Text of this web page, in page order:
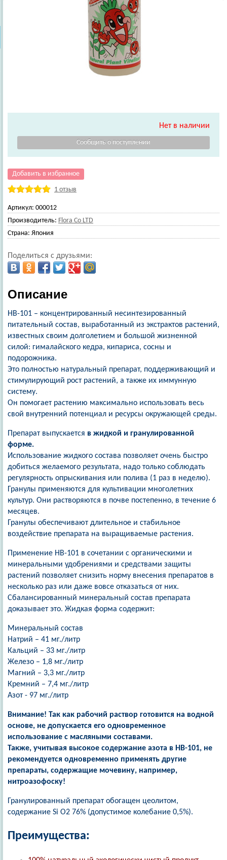
Нет в наличии
Добавить в избранное
1 отзыв
Артикул: 000012
Производитель: Flora Co LTD
Страна: Япония
Поделиться с друзьями:
Описание
НВ-101 – концентрированный несинтезированный
питательный состав, выработанный из экстрактов растений,
известных своим долголетием и большой жизненной
силой: гималайского кедра, кипариса, сосны и
подорожника.
Это полностью натуральный препарат, поддерживающий и
стимулирующий рост растений, а также их иммунную
систему.
Он помогает растению максимально использовать весь
свой внутренний потенциал и ресурсы окружающей среды.
Препарат выпускается в жидкой и гранулированной
форме.
Использование жидкого состава позволяет очень быстро
добиться желаемого результата, надо только соблюдать
регулярность опрыскивания или полива (1 раз в неделю).
Гранулы применяются для культивации многолетних
культур. Они растворяются в почве постепенно, в течение 6
месяцев.
Гранулы обеспечивают длительное и стабильное
воздействие препарата на выращиваемые растения.
Применение НВ-101 в сочетании с органическими и
минеральными удобрениями и средствами защиты
растений позволяет снизить норму внесения препаратов в
несколько раз или даже вовсе отказаться от них.
Сбалансированный минеральный состав препарата
доказывает это. Жидкая форма содержит:
Минеральный состав
Натрий – 41 мг./литр
Кальций – 33 мг./литр
Железо – 1,8 мг./литр
Магний – 3,3 мг./литр
Кремний – 7,4 мг./литр
Азот - 97 мг./литр
Внимание! Так как рабочий раствор готовится на водной
основе, не допускается его одновременное
использование с масляными составами.
Также, учитывая высокое содержание азота в HB-101, не
рекомендуется одновременно применять другие
препараты, содержащие мочевину, например,
нитроазофоску!
Гранулированный препарат обогащен цеолитом,
содержание Si O2 76% (допустимое колебание 0,5%).
Преимущества: